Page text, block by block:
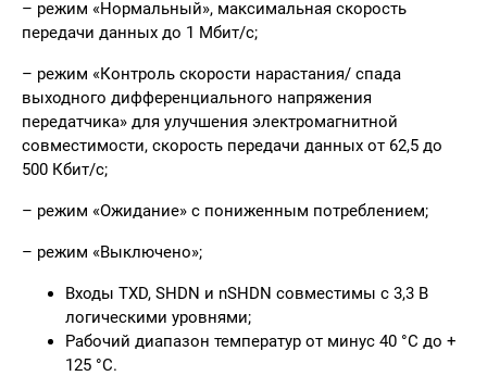
– режим «Нормальный», максимальная скорость
передачи данных до 1 Мбит/с;
– режим «Контроль скорости нарастания/ спада
выходного дифференциального напряжения
передатчика» для улучшения электромагнитной
совместимости, скорость передачи данных от 62,5 до
500 Кбит/с;
– режим «Ожидание» с пониженным потреблением;
– режим «Выключено»;
Входы TXD, SHDN и nSHDN совместимы с 3,3 В
логическими уровнями;
Рабочий диапазон температур от минус 40 °С до +
125 °C.